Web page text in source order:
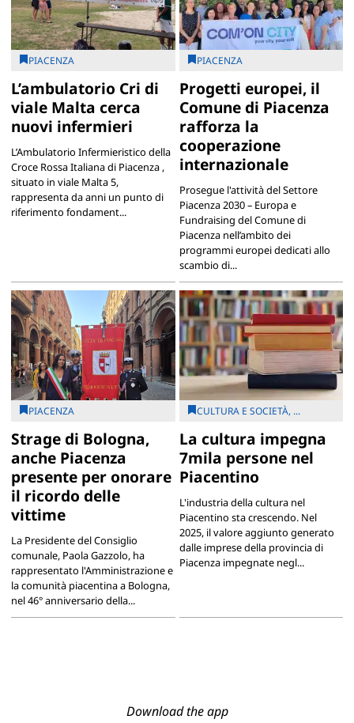
PIACENZA
L’ambulatorio Cri di
viale Malta cerca
nuovi infermieri
L’Ambulatorio Infermieristico della
Croce Rossa Italiana di Piacenza ,
situato in viale Malta 5,
rappresenta da anni un punto di
riferimento fondament...
PIACENZA
Progetti europei, il
Comune di Piacenza
rafforza la
cooperazione
internazionale
Prosegue l'attività del Settore
Piacenza 2030 – Europa e
Fundraising del Comune di
Piacenza nell’ambito dei
programmi europei dedicati allo
scambio di...
PIACENZA
Strage di Bologna,
anche Piacenza
presente per onorare
il ricordo delle
vittime
La Presidente del Consiglio
comunale, Paola Gazzolo, ha
rappresentato l'Amministrazione e
la comunità piacentina a Bologna,
nel 46° anniversario della...
CULTURA E SOCIETÀ, ...
La cultura impegna
7mila persone nel
Piacentino
L'industria della cultura nel
Piacentino sta crescendo. Nel
2025, il valore aggiunto generato
dalle imprese della provincia di
Piacenza impegnate negl...
Download the app